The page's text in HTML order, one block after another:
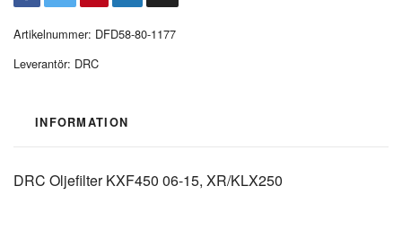
Artikelnummer: DFD58-80-1177
Leverantör: DRC
INFORMATION
DRC Oljefilter KXF450 06-15, XR/KLX250